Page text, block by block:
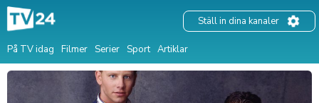
På TV idag Filmer Serier Sport Artiklar
Ställ in dina kanaler